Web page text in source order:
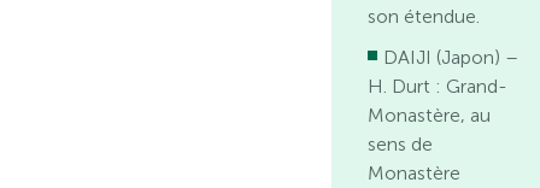
son étendue.
DAIJI (Japon) –
H. Durt : Grand-
Monastère, au
sens de
Monastère